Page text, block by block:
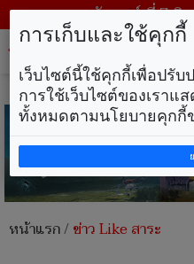
วันศุกร์ ที่ 7 สิ
หน้าแรก/ข่าว Like สาระ
การเก็บและใช้คุกกี้
เว็บไซต์นี้ใช้คุกกี้เพื่อปรั
การใช้เว็บไซต์ของเรา
ทั้งหมดตามนโยบายคุกกี้ข